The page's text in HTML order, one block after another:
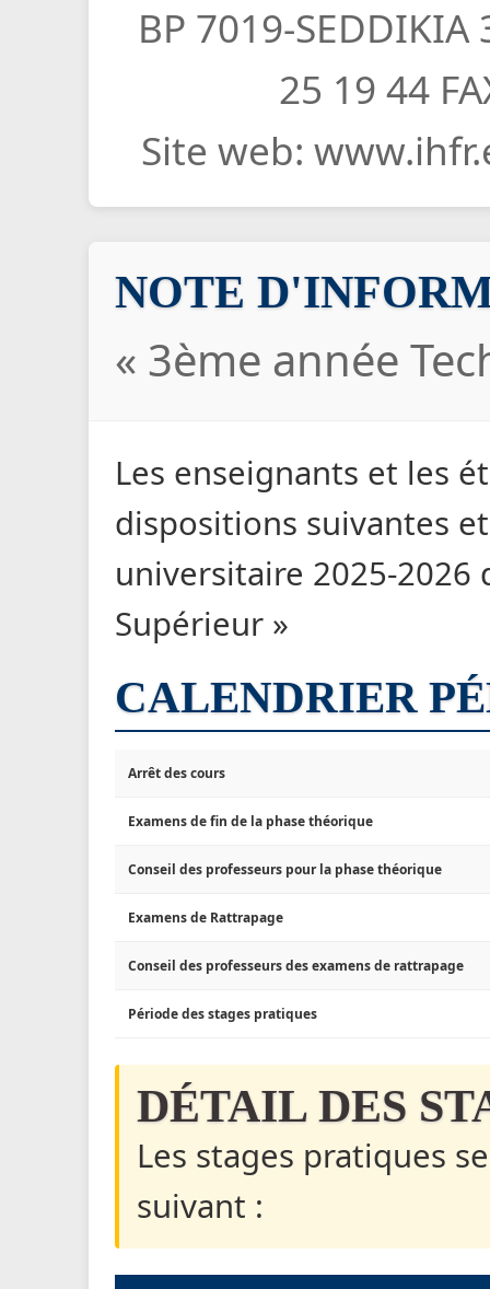
BP 7019-SEDDIKIA
25 19 44
Site web:
NOTE
« 3ème année
Les enseignants et les
dispositions suivantes
universitaire 2025-2026
Supérieur »
CALENDRIER
Arrêt des cours
Examens de fin de la phase théorique
Conseil des professeurs pour la phase théorique
Examens de Rattrapage
Conseil des professeurs des examens de rattrapage
Période des stages pratiques
DÉTAIL DES
Les stages pratiques
suivant :